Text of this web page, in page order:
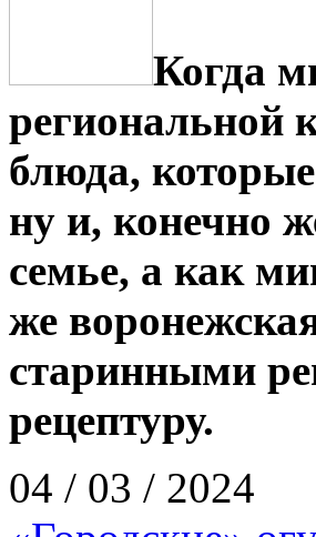
Когда
региональной
блюда, которые
ну и, конечно
семье, а как
же
старинными
рецептуру.
04 / 03 / 2024